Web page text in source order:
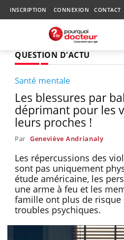
INSCRIPTION CONNEXION CONTACT
QUESTION D'ACTU
Santé mentale
Les blessures par
déprimant pour les
leurs proches !
Par Geneviève Andrianaly
Les répercussions des
sont pas uniquement
étude américaine, les
une arme à feu et les
famille ont plus de
troubles psychiques.